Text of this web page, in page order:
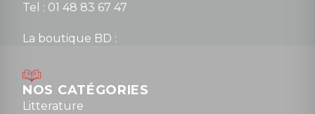
Tel : 01 48 83 67 47
La boutique BD :
Mardi au samedi : 10h à 13h / 14h à 19h
Dimanche : 10h30 à 12h30
Tel : 01 48 89 13 88
NOS CATÉGORIES
Litterature